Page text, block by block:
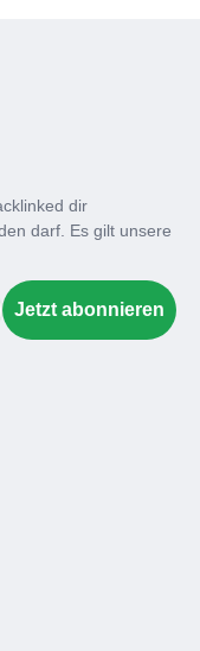
dir
darf. Es gilt unsere
Jetzt abonnieren